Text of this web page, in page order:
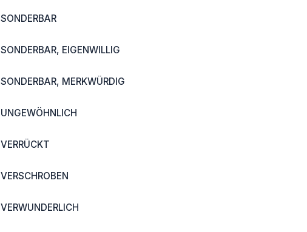
SONDERBAR
SONDERBAR, EIGENWILLIG
SONDERBAR, MERKWÜRDIG
UNGEWÖHNLICH
VERRÜCKT
VERSCHROBEN
VERWUNDERLICH